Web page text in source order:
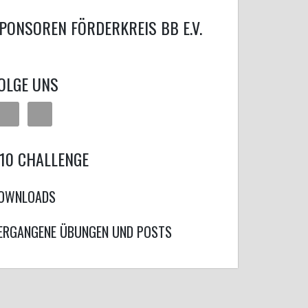
FÖRDERKREIS BB E.V.
UNS
CHALLENGE
ÜBUNGEN UND POSTS